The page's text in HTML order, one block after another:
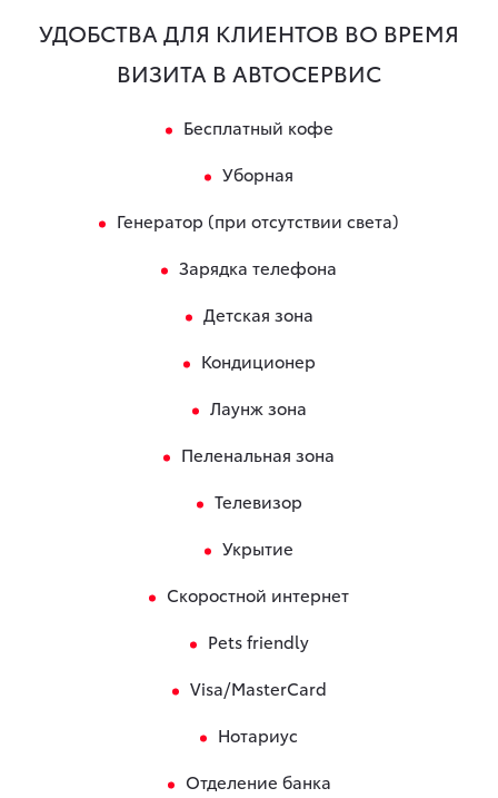
УДОБСТВА ДЛЯ КЛИЕНТОВ ВО ВРЕМЯ
ВИЗИТА В АВТОСЕРВИС
Бесплатный кофе
Уборная
Генератор (при отсутствии света)
Зарядка телефона
Детская зона
Кондиционер
Лаунж зона
Пеленальная зона
Телевизор
Укрытие
Скоростной интернет
Pets friendly
Visa/MasterCard
Нотариус
Отделение банка